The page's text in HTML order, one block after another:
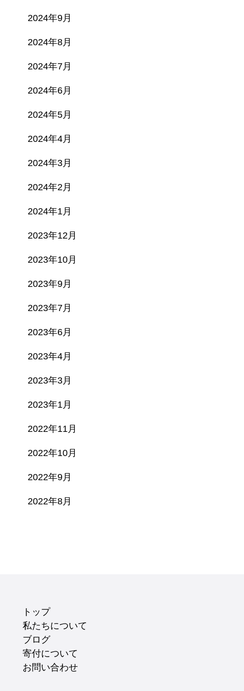
2024年9月
2024年8月
2024年7月
2024年6月
2024年5月
2024年4月
2024年3月
2024年2月
2024年1月
2023年12月
2023年10月
2023年9月
2023年7月
2023年6月
2023年4月
2023年3月
2023年1月
2022年11月
2022年10月
2022年9月
2022年8月
トップ
私たちについて
ブログ
寄付について
お問い合わせ